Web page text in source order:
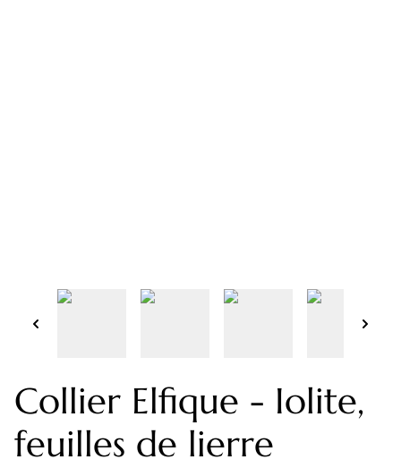
Collier Elfique - Iolite,
feuilles de lierre